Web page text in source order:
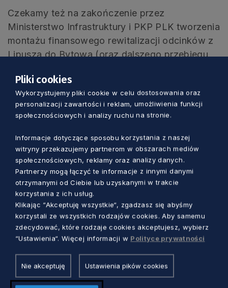
Czekamy też na zakończenie przez
Ministerstwo Infrastruktury i PKP PLK tworzenia
montażu finansowego rewitalizacji odcinków z
Lipusza do Bytowa (oraz dalszego przebiegu
Dworu Gdańskiego, które po wielu latach
ponownie mają uzyskać dostęp do regularnych
połączeń kolejowych. Tym samym wszystkie
do sieci transportu kolejowego. Dzięki temu
będziemy pierwszym województwem w Polsce,
w którym pociągi będą kursować do każdego
starostwa.
Zobacz również
Pliki cookies
Wykorzystujemy pliki cookie w celu dostosowania oraz
personalizacji zawartości i reklam, umożliwienia funkcji
społecznościowych i analizy ruchu na stronie.
Informacje dotyczące sposobu korzystania z naszej
witryny przekazujemy partnerom w obszarach mediów
społecznościowych, reklamy oraz analizy danych.
Partnerzy mogą łączyć te informacje z innymi danymi
otrzymanymi od Ciebie lub uzyskanymi w trakcie
korzystania z ich usług.
Klikając “Akceptuję wszystkie“, zgadzasz się abyśmy
korzystali ze wszystkich rodzajów cookies. Aby samemu
zdecydować, które rodzaje cookies akceptujesz, wybierz
“Ustawienia“. Więcej informacji w Polityce prywatności
Nie akceptuję Ustawienia pików cookies